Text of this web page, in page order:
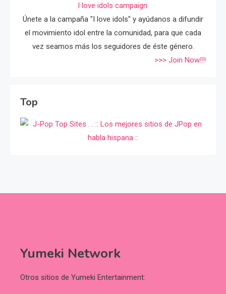
I love idols campaign.
Únete a la campaña "I love idols" y ayúdanos a difundir
el movimiento idol entre la comunidad, para que cada
vez seamos más los seguidores de éste género.
>>> Join Now!!!
Top
Yumeki Network
Otros sitios de Yumeki Entertainment: